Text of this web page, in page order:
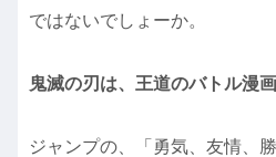
ではないでしょーか。
鬼滅の刃は、王道のバトル漫画
ジャンプの、「勇気、友情、